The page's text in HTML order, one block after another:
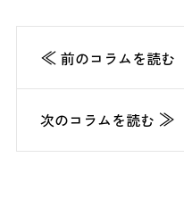
≪ 前のコラムを読む
次のコラムを読む ≫